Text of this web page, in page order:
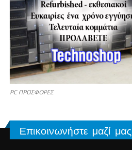
PC ΠΡΟΣΦΟΡΕΣ
Επικοινωνήστε μαζί μας